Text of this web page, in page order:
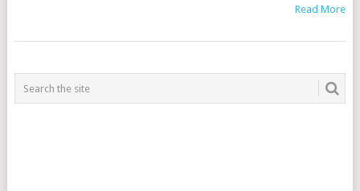
Read More
POSTS
NAVIGATION